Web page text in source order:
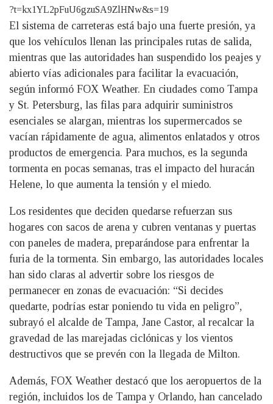
?t=kx1YL2pFuU6gzuSA9ZlHNw&s=19
El sistema de carreteras está bajo una fuerte presión, ya
que los vehículos llenan las principales rutas de salida,
mientras que las autoridades han suspendido los peajes y
abierto vías adicionales para facilitar la evacuación,
según informó FOX Weather. En ciudades como Tampa
y St. Petersburg, las filas para adquirir suministros
esenciales se alargan, mientras los supermercados se
vacían rápidamente de agua, alimentos enlatados y otros
productos de emergencia. Para muchos, es la segunda
tormenta en pocas semanas, tras el impacto del huracán
Helene, lo que aumenta la tensión y el miedo.
Los residentes que deciden quedarse refuerzan sus
hogares con sacos de arena y cubren ventanas y puertas
con paneles de madera, preparándose para enfrentar la
furia de la tormenta. Sin embargo, las autoridades locales
han sido claras al advertir sobre los riesgos de
permanecer en zonas de evacuación: “Si decides
quedarte, podrías estar poniendo tu vida en peligro”,
subrayó el alcalde de Tampa, Jane Castor, al recalcar la
gravedad de las marejadas ciclónicas y los vientos
destructivos que se prevén con la llegada de Milton.
Además, FOX Weather destacó que los aeropuertos de la
región, incluidos los de Tampa y Orlando, han cancelado